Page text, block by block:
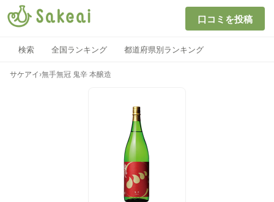
口コミを投稿
検索 全国ランキング 都道府県別ランキング
サケアイ ›無手無冠 鬼辛 本醸造